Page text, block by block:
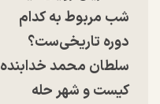
شب مربوط به کدام
دوره تاریخی‌ست؟
سلطان محمد خدابنده
کیست و شهر حله